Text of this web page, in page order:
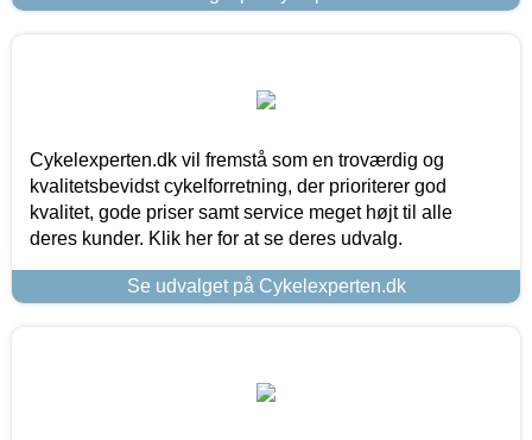
Cykelexperten.dk vil fremstå som en troværdig og
kvalitetsbevidst cykelforretning, der prioriterer god
kvalitet, gode priser samt service meget højt til alle
deres kunder. Klik her for at se deres udvalg.
Se udvalget på Cykelexperten.dk